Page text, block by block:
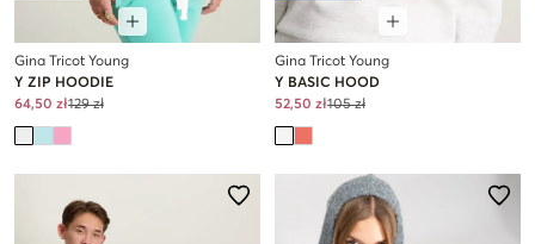
Gina Tricot Young
Y ZIP HOODIE
64,50 zł129 zł
Gina Tricot Young
Y BASIC HOOD
52,50 zł105 zł